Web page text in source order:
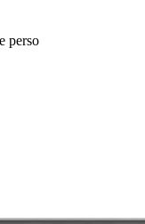
perso